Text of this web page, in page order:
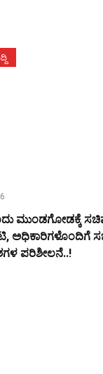
ಮುಂಡಗೋಡಕ್ಕೆ
ಅಧಿಕಾರಿಗಳೊಂದಿಗೆ
ಪರಿಶೀಲನೆ..!